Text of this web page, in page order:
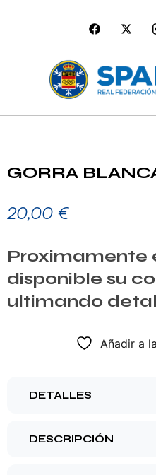
GORRA
20,00 €
Proximamente
disponible su
ultimando
Añadir a
DETALLES
DESCRIPCIÓN